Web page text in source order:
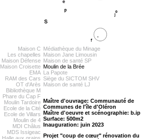
Maison C
Les chapelles
Maison Défense
Maison Croisette
EMA
RAM des Cars
OT d'Arès
Bibliothèque M
Phare du Cap F
Moulin Tardoire
Ecole de la Cité
Ecole de Villars
Moulin de 4
MDI Châlus
MDS Issigeac
Médiathèque du Minage
Maison Jane Limousin
Maison de santé SP
Moulin de la Brée
La Papote
Siège du SICTOM SHV
Maison de santé LJ
Maître d'ouvrage: Communauté de
Communes de l'île d'Oléron
Maître d'oeuvre et scénographie: b.ip
Surface: 500m2
Inauguration: juin 2023
Projet "coup de cœur" rénovation du